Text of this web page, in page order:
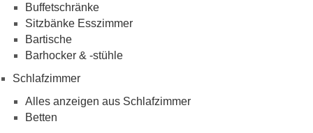
Buffetschränke
Sitzbänke Esszimmer
Bartische
Barhocker & -stühle
Schlafzimmer
Alles anzeigen aus Schlafzimmer
Betten